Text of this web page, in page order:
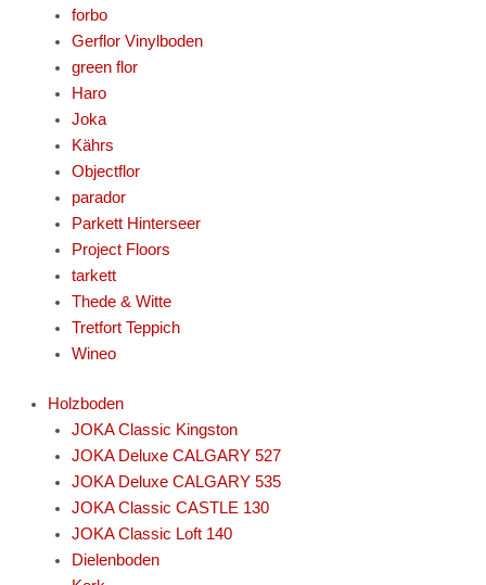
forbo
Gerflor Vinylboden
green flor
Haro
Joka
Kährs
Objectflor
parador
Parkett Hinterseer
Project Floors
tarkett
Thede & Witte
Tretfort Teppich
Wineo
Holzboden
JOKA Classic Kingston
JOKA Deluxe CALGARY 527
JOKA Deluxe CALGARY 535
JOKA Classic CASTLE 130
JOKA Classic Loft 140
Dielenboden